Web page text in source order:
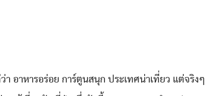
อาหารอร่อย การ์ตูนสนุก ประเทศน่าเที่ยว แต่จริงๆ